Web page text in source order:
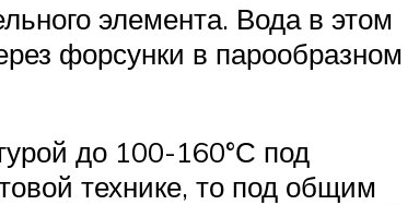
элемента. Вода в этом
форсунки в парообразном
до 100-160°С под
технике, то под общим